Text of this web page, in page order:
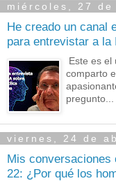
miércoles, 27 de
He creado un canal
para entrevistar a la
Este es el
comparto
pregunto...
viernes, 24 de
Mis conversaciones
22: ¿Por qué los